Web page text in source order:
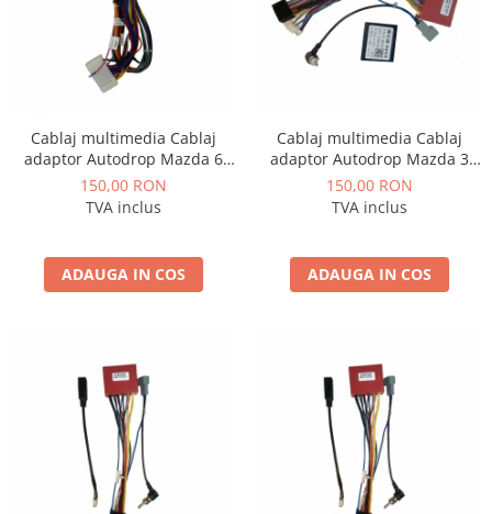
Land Rover
Mazda
Isuzu
Rame adaptoare Mazda
Rame adaptoare Kia
Rame adaptoare Alfa Romeo
Rame adaptoare Nissan
Rame adaptoare Hyundai
Rame adaptoare Mitsubishi
Rame adaptoare Jeep
Rame adaptoare Dodge
Cablaj multimedia Cablaj
adaptor Autodrop Mazda 6
(2002-2008) pentru Navigații
multimedia Android
150,00 RON
TVA inclus
ADAUGA IN COS
Cablaj multimedia Cablaj
adaptor Autodrop Mazda 3
(2006-2012) pentru Navigații
multimedia Android
150,00 RON
TVA inclus
ADAUGA IN COS